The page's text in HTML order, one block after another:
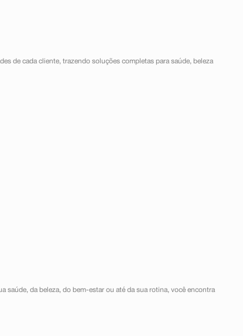
de cada cliente, trazendo soluções completas para saúde, beleza
saúde, da beleza, do bem-estar ou até da sua rotina, você encontra